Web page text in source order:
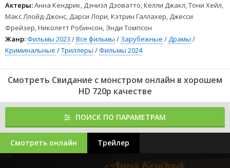
Актеры:Анна Кендрик, Дэниэл Дзоватто, Келли Джакл, Тони Хейл,
Макс Ллойд-Джонс, Дарси Лори, Кэтрин Галлахер, Джесси
Фрейзер, Николетт Робинсон, Энди Томпсон
Жанр:Фильмы 2023 /Все фильмы / Зарубежные /Драмы /
Криминальные /Триллеры /Фильмы 2024
Смотреть Свидание с монстром онлайн в хорошем
HD 720p качестве
ПОИСК ПО ПАРАМЕТРАМ
Смотреть онлайн Трейлер